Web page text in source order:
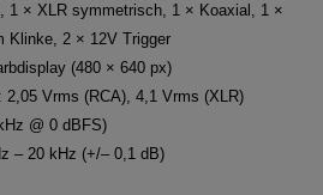
1 × XLR symmetrisch, 1 × Koaxial, 1 ×
Klinke, 2 × 12V Trigger
(480 × 640 px)
2,05 Vrms (RCA), 4,1 Vrms (XLR)
@ 0 dBFS)
– 20 kHz (+/– 0,1 dB)